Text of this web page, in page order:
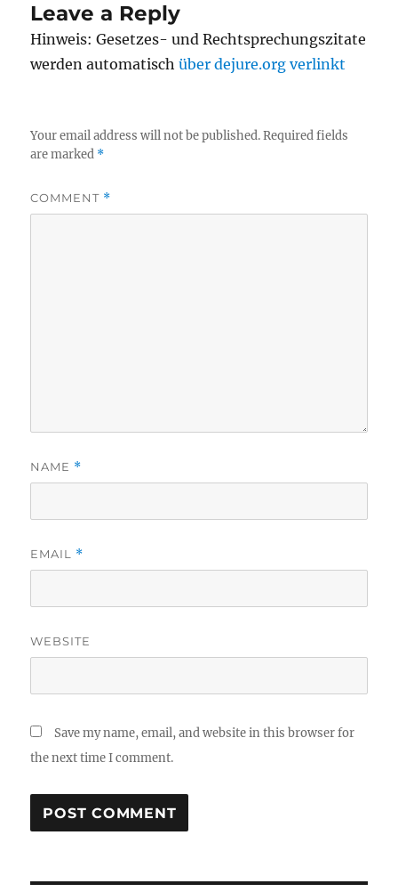
Leave a Reply
Hinweis: Gesetzes- und Rechtsprechungszitate
werden automatischüber dejure.org verlinkt
Your email address will not be published. Required fields
are marked *
COMMENT *
NAME *
EMAIL *
WEBSITE
Save my name, email, and website in this browser for
the next time I comment.